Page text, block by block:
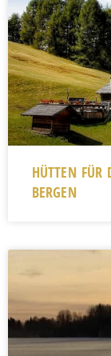
HÜTTEN FÜR
BERGEN